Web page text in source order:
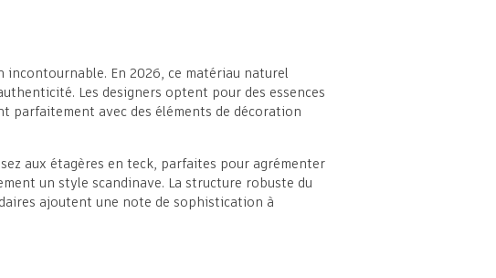
incontournable. En 2026, ce matériau naturel
Les designers optent pour des essences
parfaitement avec des éléments de décoration
aux étagères en teck, parfaites pour agrémenter
un style scandinave. La structure robuste du
ajoutent une note de sophistication à